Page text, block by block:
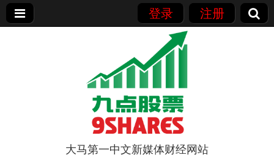
登录 注册
大马第一中文新媒体财经网站